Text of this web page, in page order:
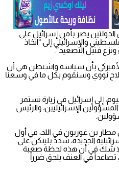
يضر بأمن إسرائيل على
والإسرائيلي إلى “اتخاذ
فتيل التصعيد”.
الأميركي بأن سياسة واشنطن هي أن
نووي وسنقوم بكل ما في وسعنا
إلى إسرائيل في زيارة تستمر
الإسرائيليين، والرئيس
مطار بن غوريون في اللد، في أول
الجديدة، شدد بلينكن على
“لا شك في أن هذه لحظة صعبة
تصاعداً في العنف يلحق ضرراً